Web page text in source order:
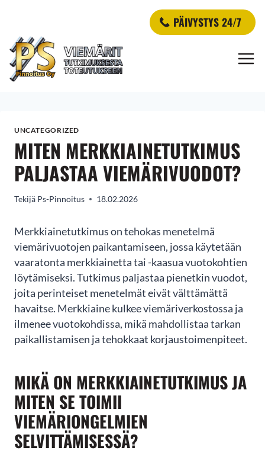
PÄIVYSTYS 24/7
UNCATEGORIZED
MITEN MERKKIAINETUTKIMUS
PALJASTAA VIEMÄRIVUODOT?
Tekijä Ps-Pinnoitus 18.02.2026
Merkkiainetutkimus on tehokas menetelmä
viemärivuotojen paikantamiseen, jossa käytetään
vaaratonta merkkiainetta tai -kaasua vuotokohtien
löytämiseksi. Tutkimus paljastaa pienetkin vuodot,
joita perinteiset menetelmät eivät välttämättä
havaitse. Merkkiaine kulkee viemäriverkostossa ja
ilmenee vuotokohdissa, mikä mahdollistaa tarkan
paikallistamisen ja tehokkaat korjaustoimenpiteet.
MIKÄ ON MERKKIAINETUTKIMUS JA
MITEN SE TOIMII
VIEMÄRIONGELMIEN
SELVITTÄMISESSÄ?
Oletko viemäripalveluiden
tarpeessa?
Jätä yhteydenottopyyntö helposti tämän lomakkeen kautta
niin olemme sinuun yhteydessä mahdollisimman pian!